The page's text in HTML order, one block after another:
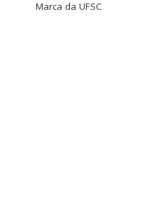
Marca da UFSC